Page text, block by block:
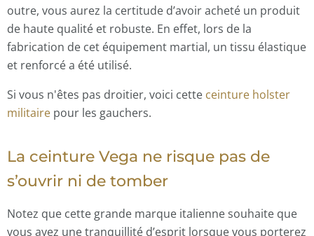
outre, vous aurez la certitude d’avoir acheté un produit
de haute qualité et robuste. En effet, lors de la
fabrication de cet équipement martial, un tissu élastique
et renforcé a été utilisé.
Si vous n'êtes pas droitier, voici cette ceinture holster
militaire pour les gauchers.
La ceinture Vega ne risque pas de
s’ouvrir ni de tomber
Notez que cette grande marque italienne souhaite que
vous ayez une tranquillité d’esprit lorsque vous porterez